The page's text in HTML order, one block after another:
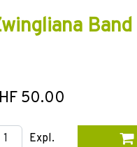
50.00
Expl.